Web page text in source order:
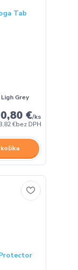
Grey
€/ks
€bez DPH